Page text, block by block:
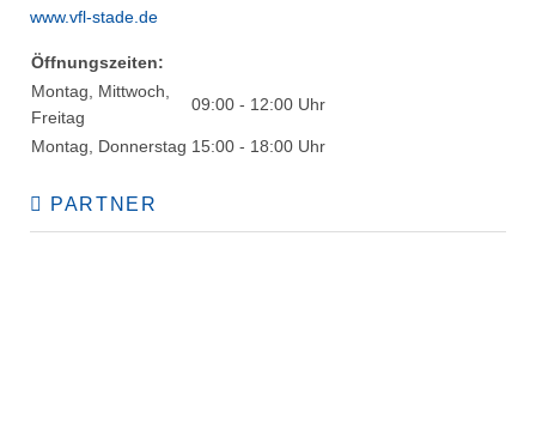
www.vfl-stade.de
Öffnungszeiten:
Montag, Mittwoch,
Freitag
09:00 - 12:00 Uhr
Montag, Donnerstag 15:00 - 18:00 Uhr
PARTNER